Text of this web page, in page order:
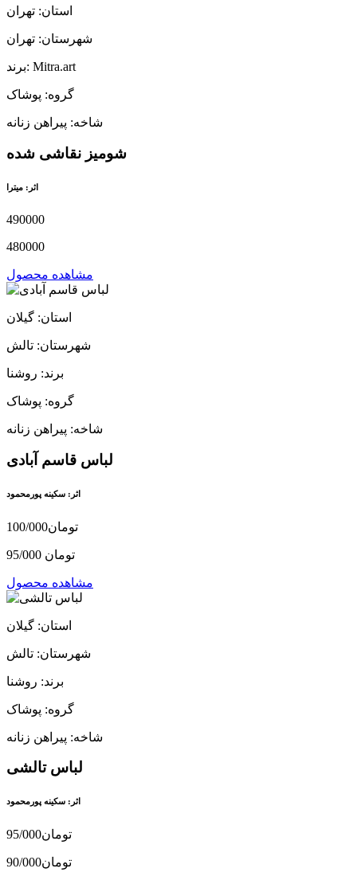
استان: تهران
شهرستان: تهران
برند: Mitra.art
گروه: پوشاک
شاخه: پیراهن زنانه
شومیز نقاشی شده
اثر: میترا
490000
480000
مشاهده محصول
استان: گیلان
شهرستان: تالش
برند: روشنا
گروه: پوشاک
شاخه: پیراهن زنانه
لباس قاسم آبادی
اثر: سکینه پورمحمود
100/000تومان
95/000 تومان
مشاهده محصول
استان: گیلان
شهرستان: تالش
برند: روشنا
گروه: پوشاک
شاخه: پیراهن زنانه
لباس تالشی
اثر: سکینه پورمحمود
95/000تومان
90/000تومان